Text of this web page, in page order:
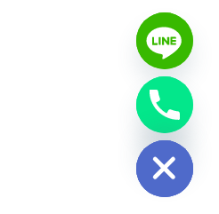
Hide
chaty